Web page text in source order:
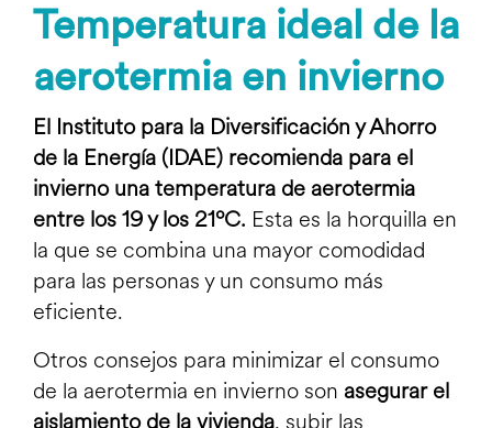
Temperatura ideal de la
aerotermia en invierno
El Instituto para la Diversificación y Ahorro
de la Energía (IDAE) recomienda para el
invierno una temperatura de aerotermia
entre los 19 y los 21ºC. Esta es la horquilla en
la que se combina una mayor comodidad
para las personas y un consumo más
eficiente.
Otros consejos para minimizar el consumo
de la aerotermia en invierno son asegurar el